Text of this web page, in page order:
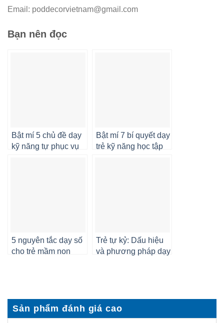
Sản phẩm đánh giá cao
Email: poddecorvietnam@gmail.com
Bạn nên đọc
Bật mí 5 chủ đề dạy
kỹ năng tự phục vụ
Bật mí 7 bí quyết dạy
trẻ kỹ năng học tập
5 nguyên tắc dạy số
cho trẻ mầm non
Trẻ tự kỷ: Dấu hiệu
và phương pháp dạy